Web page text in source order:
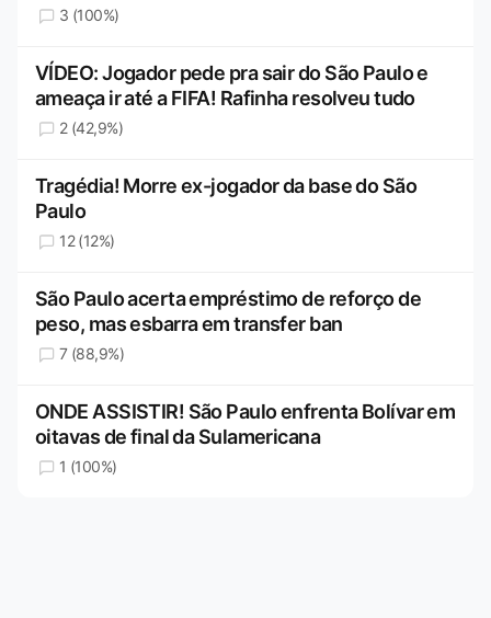
3 (100%)
VÍDEO: Jogador pede pra sair do São Paulo e
ameaça ir até a FIFA! Rafinha resolveu tudo
2 (42,9%)
Tragédia! Morre ex-jogador da base do São
Paulo
12 (12%)
São Paulo acerta empréstimo de reforço de
peso, mas esbarra em transfer ban
7 (88,9%)
ONDE ASSISTIR! São Paulo enfrenta Bolívar em
oitavas de final da Sulamericana
1 (100%)